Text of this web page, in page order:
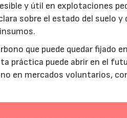
y útil en explotaciones
sobre el estado del suelo
que puede quedar fijado
práctica puede abrir en el
en mercados voluntarios,